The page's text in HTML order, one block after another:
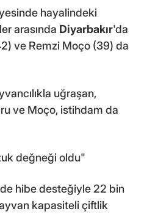
hayalindeki
arasında Diyarbakır'da
ve Remzi Moço (39) da
uğraşan,
ve Moço, istihdam da
değneği oldu"
hibe desteğiyle 22 bin
kapasiteli çiftlik